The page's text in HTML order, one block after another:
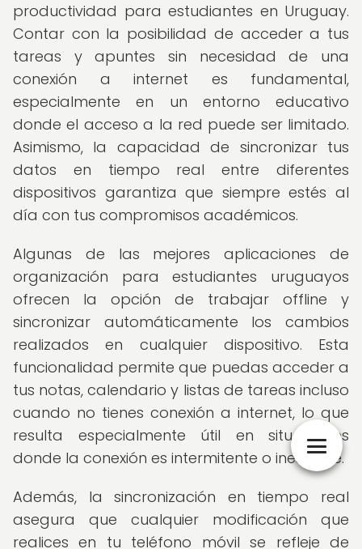
productividad para estudiantes en Uruguay.
Contar con la posibilidad de acceder a tus
tareas y apuntes sin necesidad de una
conexión a internet es fundamental,
especialmente en un entorno educativo
donde el acceso a la red puede ser limitado.
Asimismo, la capacidad de sincronizar tus
datos en tiempo real entre diferentes
dispositivos garantiza que siempre estés al
día con tus compromisos académicos.
Algunas de las mejores aplicaciones de
organización para estudiantes uruguayos
ofrecen la opción de trabajar offline y
sincronizar automáticamente los cambios
realizados en cualquier dispositivo. Esta
funcionalidad permite que puedas acceder a
tus notas, calendario y listas de tareas incluso
cuando no tienes conexión a internet, lo que
resulta especialmente útil en situaciones
donde la conexión es intermitente o inestable.
Además, la sincronización en tiempo real
asegura que cualquier modificación que
realices en tu teléfono móvil se refleje de